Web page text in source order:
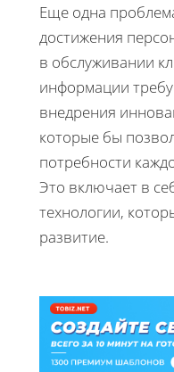
Еще одна
достижения
в обслуживании
информации
внедрения
которые бы
потребности
Это включает в
технологии,
развитие.